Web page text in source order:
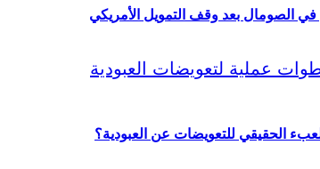
الصومال بعد وقف التمويل الأمريكي
الحقيقي للتعويضات عن العبودية؟